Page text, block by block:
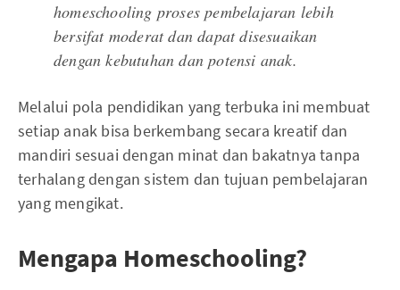
homeschooling proses pembelajaran lebih
bersifat moderat dan dapat disesuaikan
dengan kebutuhan dan potensi anak.
Melalui pola pendidikan yang terbuka ini membuat
setiap anak bisa berkembang secara kreatif dan
mandiri sesuai dengan minat dan bakatnya tanpa
terhalang dengan sistem dan tujuan pembelajaran
yang mengikat.
Mengapa Homeschooling?